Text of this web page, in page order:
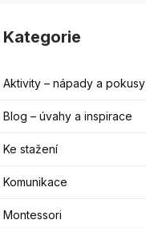
Kategorie
Aktivity – nápady a pokusy
Blog – úvahy a inspirace
Ke stažení
Komunikace
Montessori